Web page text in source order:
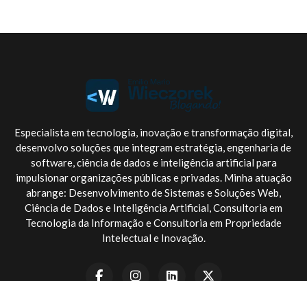
Especialista em tecnologia, inovação e transformação digital,
desenvolvo soluções que integram estratégia, engenharia de
software, ciência de dados e inteligência artificial para
impulsionar organizações públicas e privadas. Minha atuação
abrange: Desenvolvimento de Sistemas e Soluções Web,
Ciência de Dados e Inteligência Artificial, Consultoria em
Tecnologia da Informação e Consultoria em Propriedade
Intelectual e Inovação.